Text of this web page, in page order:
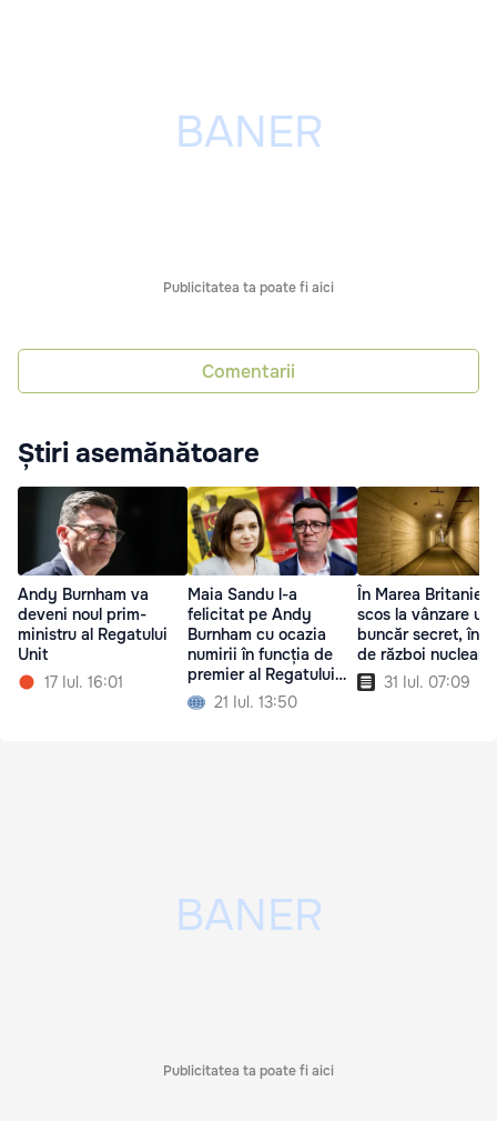
Publicitatea ta poate fi aici
Comentarii
Știri asemănătoare
Andy Burnham va
deveni noul prim-
ministru al Regatului
Unit
17 Iul. 16:01
Maia Sandu l-a
felicitat pe Andy
Burnham cu ocazia
numirii în funcția de
premier al Regatului
Unit21 Iul. 13:50
În Marea Britanie
scos la vânzare un
buncăr secret, în
de război nuclear
31 Iul. 07:09
Publicitatea ta poate fi aici